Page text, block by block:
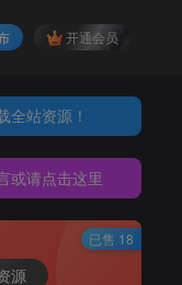
开通会员
全站资源！
全站资源！
或请点击这里
或请点击这里
或请点击这里
源
已售 18